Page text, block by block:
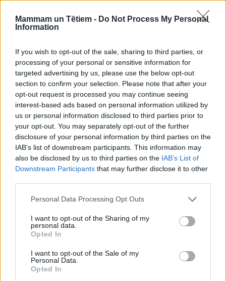
Mammam un Tētiem - Do Not Process My Personal
Information
If you wish to opt-out of the sale, sharing to third parties, or
processing of your personal or sensitive information for
targeted advertising by us, please use the below opt-out
section to confirm your selection. Please note that after your
opt-out request is processed you may continue seeing
interest-based ads based on personal information utilized by
us or personal information disclosed to third parties prior to
your opt-out. You may separately opt-out of the further
disclosure of your personal information by third parties on the
IAB’s list of downstream participants. This information may
also be disclosed by us to third parties on the IAB’s List of
Downstream Participants that may further disclose it to other
Personal Data Processing Opt Outs
I want to opt-out of the Sharing of my
personal data.
Opted In
I want to opt-out of the Sale of my
Personal Data.
Opted In
Tāpēc erotiski sapņi var šķist kāīsta seksuāla
piedzīvojuši orgasmu.Džandials to neuzskata par
pārsteidzošu. "Īsta seksuālā aktivitāte ietver visas
centrālās nervu sistēmas daļas, kas sūta signālus
smadzenēm. Galvenais ir tas, ka tieši smadzenes
interpretē šos signālus," viņš raksta.
Vienu un to pašu pieskārienu smadzenes var
interpretēt atšķirīgi: kā pilnīgi nenozīmīgu sajūtu vai
kā maigu pieskārienu vai erotisku stimulāciju.
"Galu galā tieši smadzenes izlemj, kāda seksuāla
Ko nozīmē partnera krāpšana?
Bet kāpēc mums vispār ir seksuāli sapņi? Un vai tie
Džandials atsaucas uz pētījumiem, kas liecina, ka
erotiski sapņi nav tieši saistīti ar pornogrāfijas